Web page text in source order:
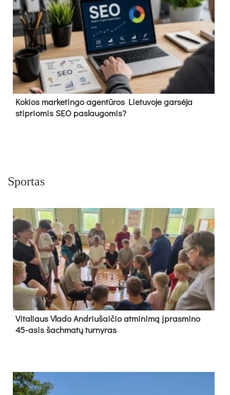
Kokios marketingo agentūros Lietuvoje garsėja
stipriomis SEO paslaugomis?
Sportas
Vi­ta­liaus Vla­do And­riu­šai­čio at­mi­ni­mą įpras­mi­no
45-asis šach­ma­tų tur­ny­ras